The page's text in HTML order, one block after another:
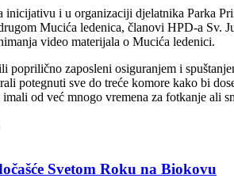
inicijativu i u organizaciji djelatnika Parka
Mucića ledenica, članovi HPD-a Sv.
video materijala o Mucića ledenici.
poprilično zaposleni osiguranjem i
potegnuti sve do treće komore kako bi
od već mnogo vremena za fotkanje ali
Svetom Roku na Biokovu